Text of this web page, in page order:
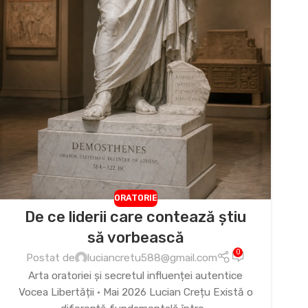
ORATORIE
De ce liderii care contează știu
să vorbească
Postat de luciancretu588@gmail.com 0
Arta oratoriei și secretul influenței autentice
Vocea Libertății • Mai 2026 Lucian Crețu Există o